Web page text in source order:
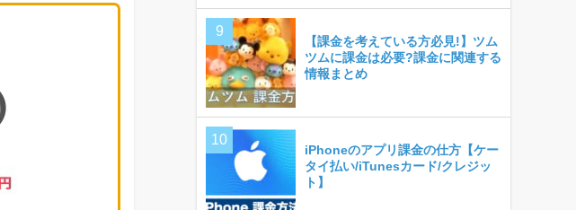
【課金を考えている方必見!】ツム
ツムに課金は必要?課金に関連する
情報まとめ
iPhoneのアプリ課金の仕方【ケー
タイ払い/iTunesカード/クレジッ
ト】